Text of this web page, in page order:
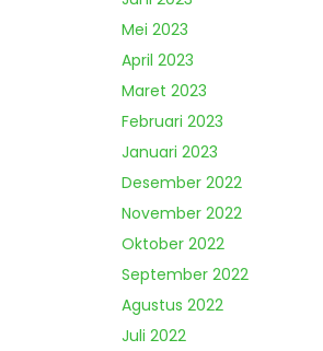
Mei 2023
April 2023
Maret 2023
Februari 2023
Januari 2023
Desember 2022
November 2022
Oktober 2022
September 2022
Agustus 2022
Juli 2022